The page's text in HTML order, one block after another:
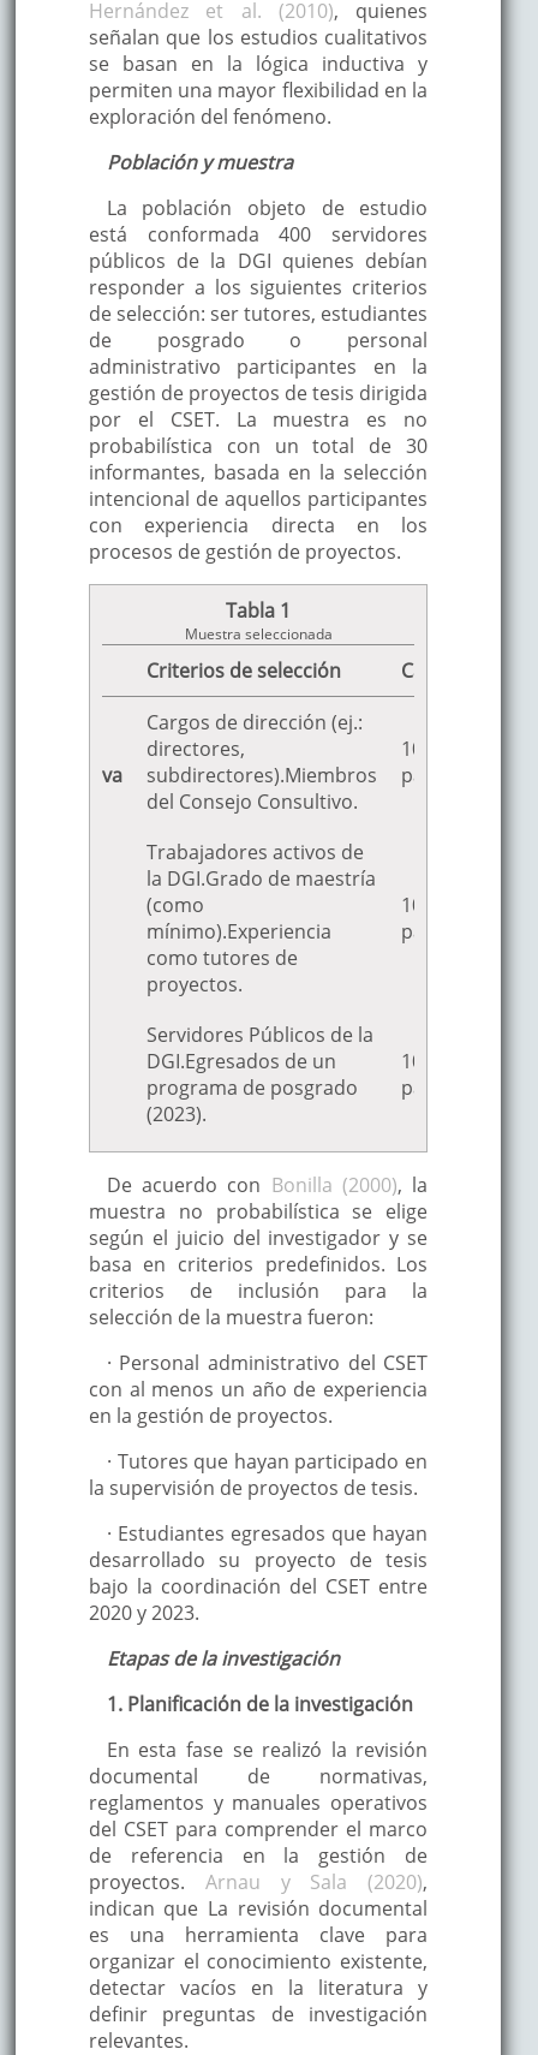
Hernández et al. (2010), quienes
señalan que los estudios cualitativos
se basan en la lógica inductiva y
permiten una mayor flexibilidad en la
exploración del fenómeno.
Población y muestra
La población objeto de estudio
está conformada 400 servidores
públicos de la DGI quienes debían
responder a los siguientes criterios
de selección: ser tutores, estudiantes
de posgrado o personal
administrativo participantes en la
gestión de proyectos de tesis dirigida
por el CSET. La muestra es no
probabilística con un total de 30
informantes, basada en la selección
intencional de aquellos participantes
con experiencia directa en los
procesos de gestión de proyectos.
Tabla 1
Muestra seleccionada
Criterios de selección Cantidad
Cargos de dirección (ej.:
directores,
subdirectores).Miembros
del Consejo Consultivo.
10
participantes
Trabajadores activos de
la DGI.Grado de maestría
(como
mínimo).Experiencia
como tutores de
proyectos.
10
participantes
Servidores Públicos de la
DGI.Egresados de un
programa de posgrado
(2023).
10
participantes
De acuerdo con Bonilla (2000), la
muestra no probabilística se elige
según el juicio del investigador y se
basa en criterios predefinidos. Los
criterios de inclusión para la
selección de la muestra fueron:
· Personal administrativo del CSET
con al menos un año de experiencia
en la gestión de proyectos.
· Tutores que hayan participado en
la supervisión de proyectos de tesis.
· Estudiantes egresados que hayan
desarrollado su proyecto de tesis
bajo la coordinación del CSET entre
2020 y 2023.
Etapas de la investigación
1. Planificación de la investigación
En esta fase se realizó la revisión
documental de normativas,
reglamentos y manuales operativos
del CSET para comprender el marco
de referencia en la gestión de
proyectos. Arnau y Sala (2020),
indican que La revisión documental
es una herramienta clave para
organizar el conocimiento existente,
detectar vacíos en la literatura y
definir preguntas de investigación
relevantes.